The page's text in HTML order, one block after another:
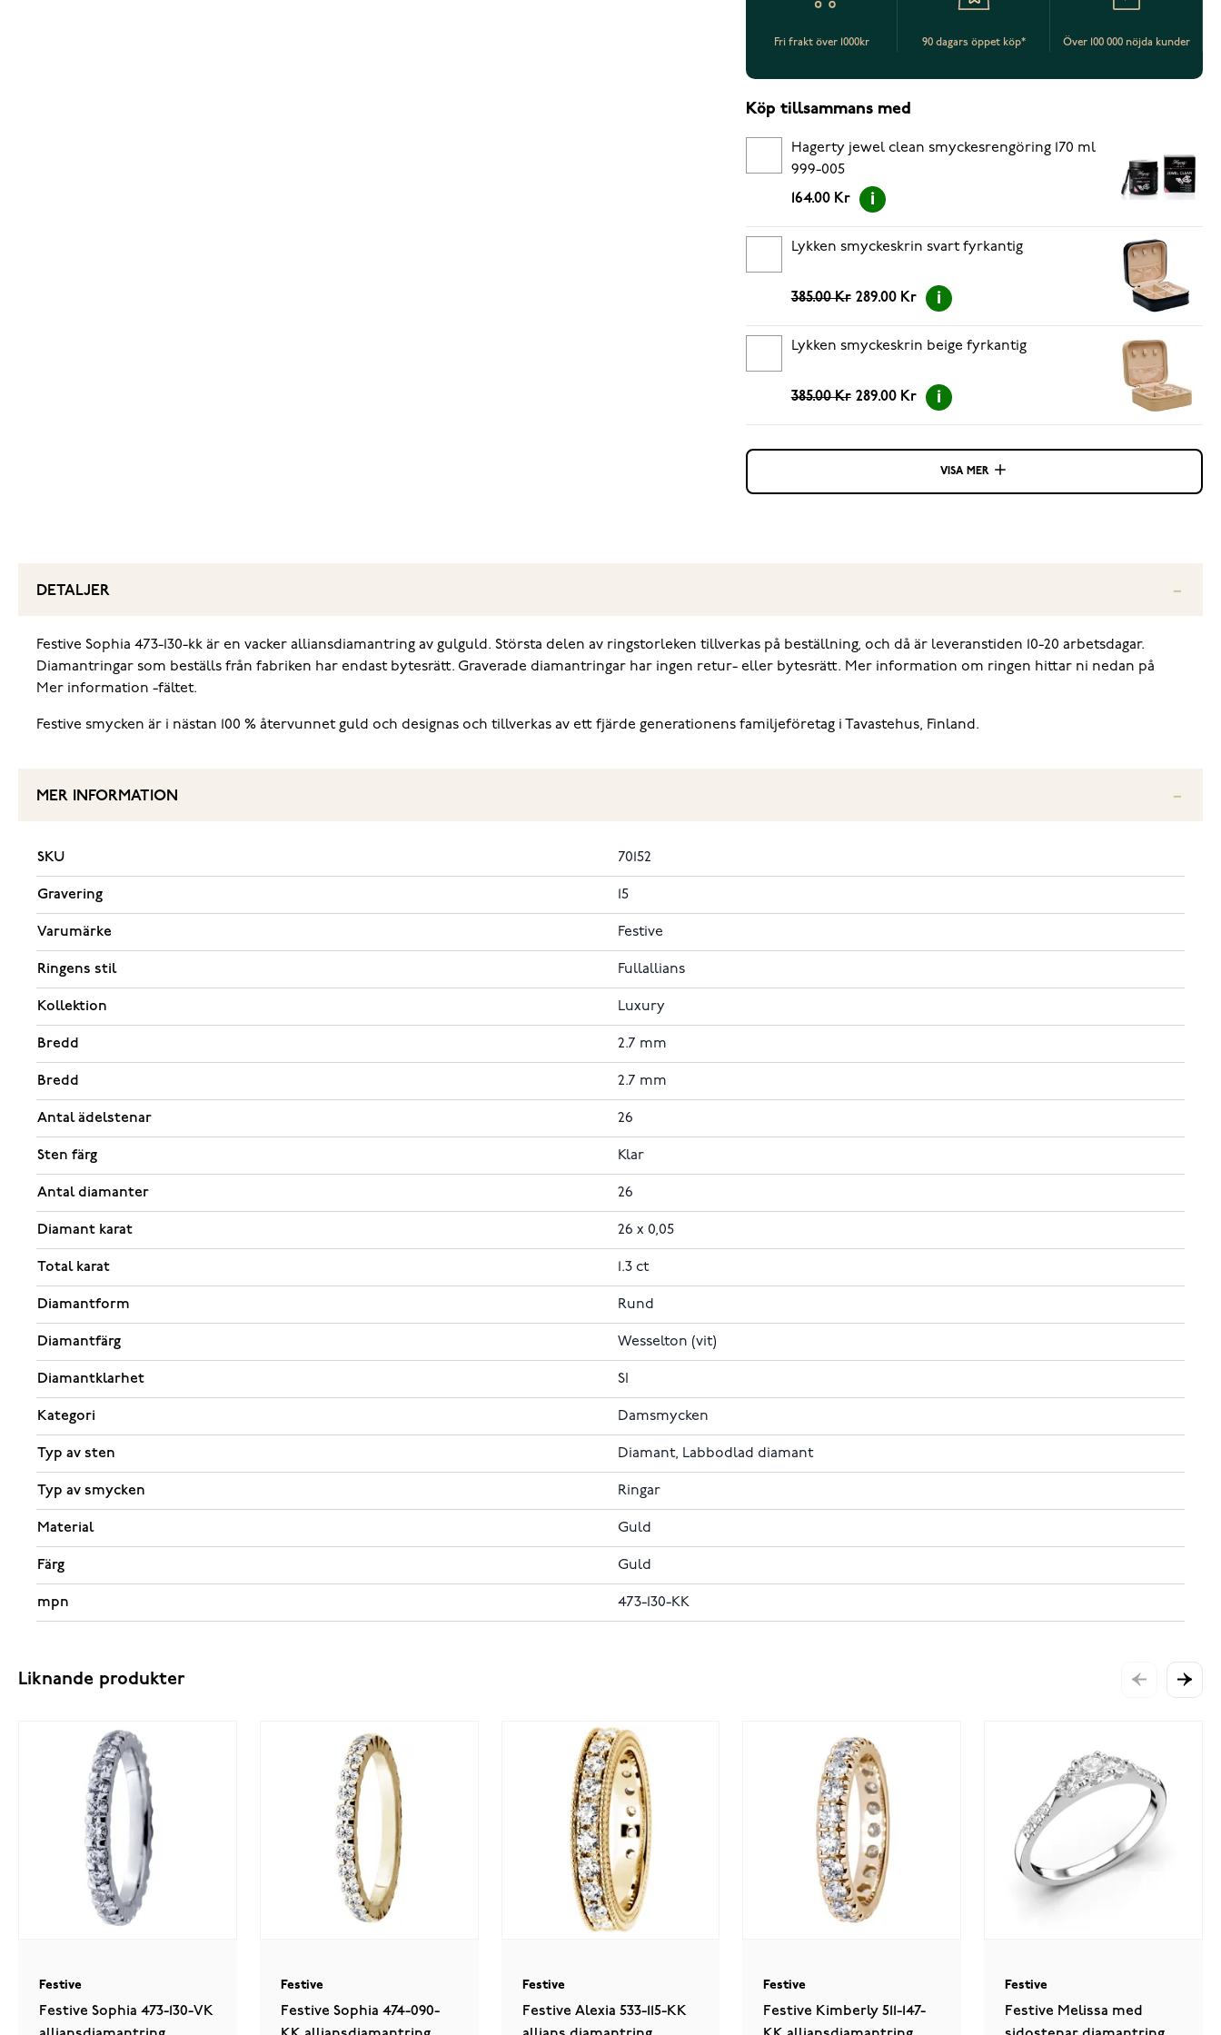
Fri frakt över 1000kr 90 dagars öppet köp* Över 100 000 nöjda kunder
Köp tillsammans med
Hagerty jewel clean smyckesrengöring 170 ml
999-005
164.00 Kr
Lykken smyckeskrin svart fyrkantig
385.00 Kr 289.00 Kr
Lykken smyckeskrin beige fyrkantig
385.00 Kr 289.00 Kr
VISA MER
DETALJER
Festive Sophia 473-130-kk är en vacker alliansdiamantring av gulguld. Största delen av ringstorleken tillverkas på beställning, och då är leveranstiden 10-20 arbetsdagar.
Diamantringar som beställs från fabriken har endast bytesrätt. Graverade diamantringar har ingen retur- eller bytesrätt. Mer information om ringen hittar ni nedan på
Mer information -fältet.
Festive smycken är i nästan 100 % återvunnet guld och designas och tillverkas av ett fjärde generationens familjeföretag i Tavastehus, Finland.
MER INFORMATION
SKU 70152
Gravering 15
Varumärke Festive
Ringens stil Fullallians
Kollektion Luxury
Bredd 2.7 mm
Bredd 2.7 mm
Antal ädelstenar 26
Sten färg Klar
Antal diamanter 26
Diamant karat 26 x 0,05
Total karat 1.3 ct
Diamantform Rund
Diamantfärg Wesselton (vit)
Diamantklarhet SI
Kategori Damsmycken
Typ av sten Diamant, Labbodlad diamant
Typ av smycken Ringar
Material Guld
Färg Guld
mpn 473-130-KK
Liknande produkter
Festive
Festive Sophia 473-130-VK
Festive
Festive Sophia 474-090-
Festive
Festive Alexia 533-115-KK
Festive
Festive Kimberly 511-147-
Festive
Festive Melissa med